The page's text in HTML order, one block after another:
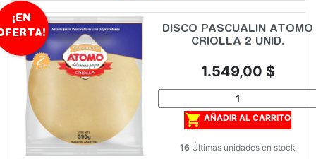
DISCO PASCUALIN ATOMO
CRIOLLA 2 UNID.
Precio
1.549,00 $
 AÑADIR AL CARRITO
16 Últimas unidades en stock
¡EN